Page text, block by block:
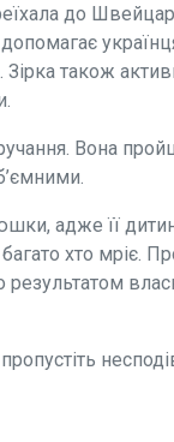
до
Зірка також
Вона
адже її
хто мріє.
результатом